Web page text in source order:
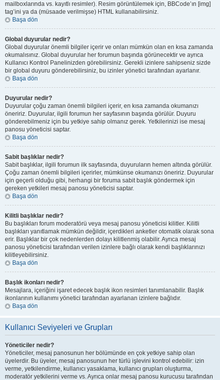
mailboxlarında vs. kayıtlı resimler). Resim görüntülemek için, BBCode’ın [img]
tag’ini ya da (müsaade verilmişse) HTML kullanabilirsiniz.
Başa dön
Global duyurular nedir?
Global duyurular önemli bilgiler içerir ve onları mümkün olan en kısa zamanda
okumalısınız. Global duyurular her forumun başında görünecektir ve ayrıca
Kullanıcı Kontrol Panelinizden görebilirsiniz. Gerekli izinlere sahipseniz sizde
bir global duyuru gönderebilirsiniz, bu izinler yönetici tarafından ayarlanır.
Başa dön
Duyurular nedir?
Duyurular çoğu zaman önemli bilgileri içerir, en kısa zamanda okumanızı
öneririz. Duyurular, ilgili forumun her sayfasının başında görülür. Duyuru
gönderebilmeniz için bu yetkiye sahip olmanız gerek. Yetkilerinizi ise mesaj
panosu yöneticisi saptar.
Başa dön
Sabit başlıklar nedir?
Sabit başlıklar, ilgili forumun ilk sayfasında, duyuruların hemen altında görülür.
Çoğu zaman önemli bilgileri içerirler, mümkünse okumanızı öneririz. Duyurular
için geçerli olduğu gibi, herhangi bir foruma sabit başlık göndermek için
gereken yetkileri mesaj panosu yöneticisi saptar.
Başa dön
Kilitli başlıklar nedir?
Bu başlıkları forum moderatörü veya mesaj panosu yöneticisi kilitler. Kilitli
başlıkları yanıtlamak mümkün değildir, içerdikleri anketler otomatik olarak sona
erir. Başlıklar bir çok nedenlerden dolayı kilitlenmiş olabilir. Ayrıca mesaj
panosu yöneticisi tarafından verilen izinlere bağlı olarak kendi başlıklarınızı
kilitleyebilirsiniz.
Başa dön
Başlık ikonları nedir?
Mesajlara, içeriğini işaret edecek başlık ikon resimleri tanımlanabilir. Başlık
ikonlarının kullanımı yönetici tarafından ayarlanan izinlere bağlıdır.
Başa dön
Kullanıcı Seviyeleri ve Grupları
Yöneticiler nedir?
Yöneticiler, mesaj panosunun her bölümünde en çok yetkiye sahip olan
üyelerdir. Bu üyeler, mesaj panosunun her türlü işlevini kontrol edebilir: izin
verme, yetkilendirme, kullanıcı yasaklama, kullanıcı grupları oluşturma,
moderatör yetkilerini verme vs. Ayrıca onlar mesaj panosu kurucusu tarafından